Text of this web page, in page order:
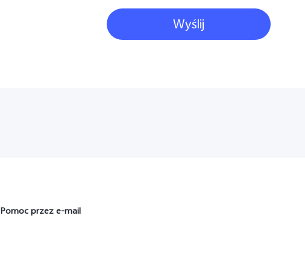
36
Wyślij
Pomoc przez e-mail